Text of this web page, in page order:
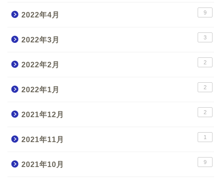
2022年4月 9
2022年3月 3
2022年2月 2
2022年1月 2
2021年12月 2
2021年11月 1
2021年10月 9